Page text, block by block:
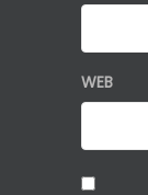
WEB